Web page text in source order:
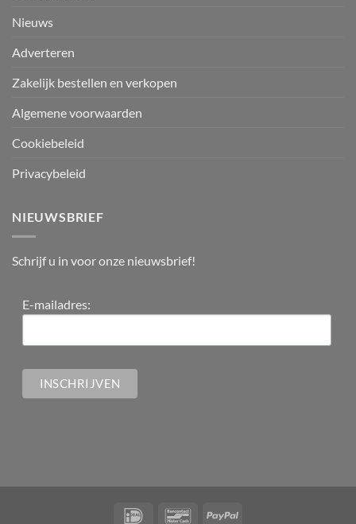
Nieuws
Adverteren
Zakelijk bestellen en verkopen
Algemene voorwaarden
Cookiebeleid
Privacybeleid
NIEUWSBRIEF
Schrijf u in voor onze nieuwsbrief!
E-mailadres: